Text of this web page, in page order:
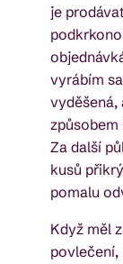
je
vyrábím
vyděšená,
způsobem
Za další
kusů
pomalu
Když měl
povlečení,